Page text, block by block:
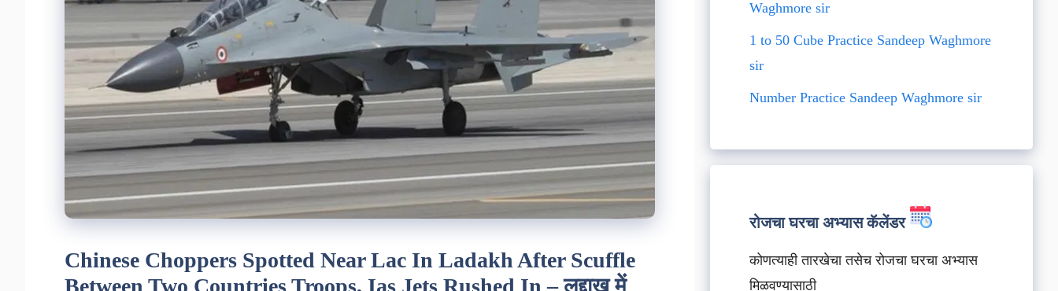
Chinese Choppers Spotted Near Lac In Ladakh After Scuffle
Between Two Countries Troops, Ias Jets Rushed In – लद्दाख में
Waghmore sir
1 to 50 Cube Practice Sandeep Waghmore
sir
Number Practice Sandeep Waghmore sir
रोजचा घरचा अभ्यास कॅलेंडर
कोणत्याही तारखेचा तसेच रोजचा घरचा अभ्यास
मिळवण्यासाठी